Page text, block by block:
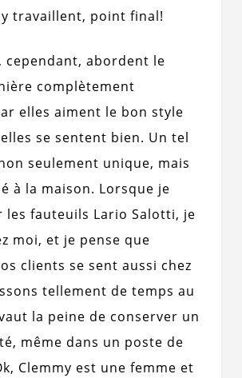
y travaillent, point final!
cependant, abordent le
complètement
elles aiment le bon style
se sentent bien. Un tel
seulement unique, mais
à la maison. Lorsque je
les fauteuils Lario Salotti, je
moi, et je pense que
clients se sent aussi chez
tellement de temps au
la peine de conserver un
même dans un poste de
Clemmy est une femme et